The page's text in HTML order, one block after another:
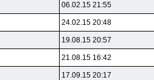
06.02.15 21:55
24.02.15 20:48
19.08.15 20:57
21.08.15 16:42
17.09.15 20:17